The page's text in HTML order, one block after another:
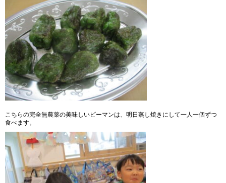
こちらの完全無農薬の美味しいピーマンは、明日蒸し焼きにして一人一個ずつ
食べます。